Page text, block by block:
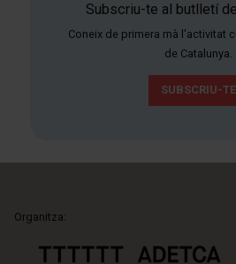
Subscriu-te al butlletí
Coneix de primera mà l'activitat
de Catalunya.
SUBSCRIU-TE
Organitza: